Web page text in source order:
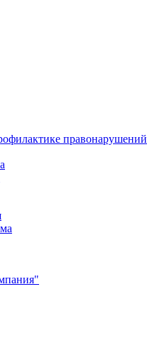
правонарушений